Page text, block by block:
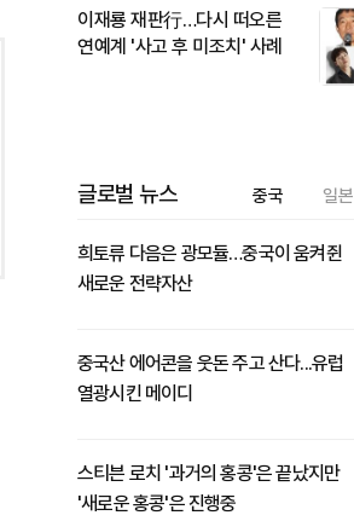
이재룡 재판行…다시 떠오른
연예계 '사고 후 미조치' 사례
글로벌 뉴스 중국 일본
희토류 다음은 광모듈…중국이 움켜쥔
새로운 전략자산
중국산 에어콘을 웃돈 주고 산다...유럽
열광시킨 메이디
스티븐 로치 '과거의 홍콩'은 끝났지만
'새로운 홍콩'은 진행중